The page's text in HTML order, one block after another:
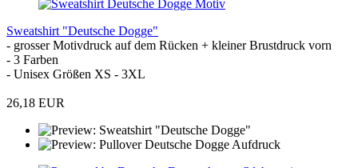
Sweatshirt "Deutsche Dogge"
- grosser Motivdruck auf dem Rücken + kleiner Brustdruck vorn
- 3 Farben
- Unisex Größen XS - 3XL
26,18 EUR